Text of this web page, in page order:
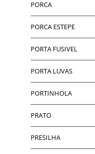
PORCA
PORCA ESTEPE
PORTA FUSIVEL
PORTA LUVAS
PORTINHOLA
PRATO
PRESILHA